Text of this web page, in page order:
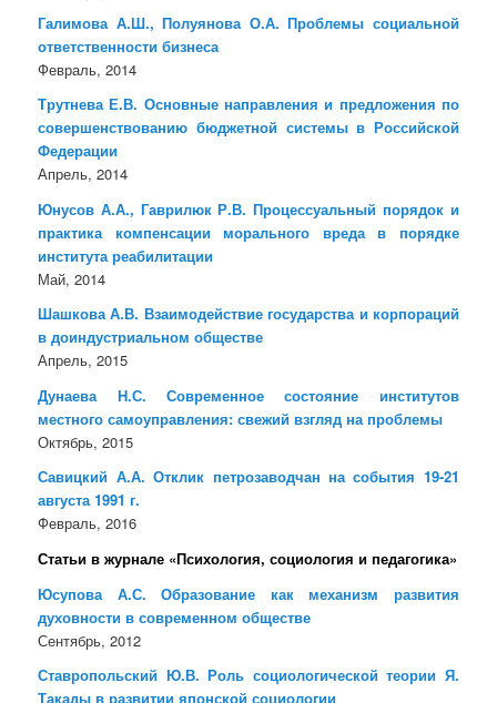
Галимова А.Ш., Полуянова О.А. Проблемы социальной
ответственности бизнеса
Февраль, 2014
Трутнева Е.В. Основные направления и предложения по
совершенствованию бюджетной системы в Российской
Федерации
Апрель, 2014
Юнусов А.А., Гаврилюк Р.В. Процессуальный порядок и
практика компенсации морального вреда в порядке
института реабилитации
Май, 2014
Шашкова А.В. Взаимодействие государства и корпораций
в доиндустриальном обществе
Апрель, 2015
Дунаева Н.С. Современное состояние институтов
местного самоуправления: свежий взгляд на проблемы
Октябрь, 2015
Савицкий А.А. Отклик петрозаводчан на события 19-21
августа 1991 г.
Февраль, 2016
Статьи в журнале «Психология, социология и педагогика»
Юсупова А.С. Образование как механизм развития
духовности в современном обществе
Сентябрь, 2012
Ставропольский Ю.В. Роль социологической теории Я.
Такады в развитии японской социологии